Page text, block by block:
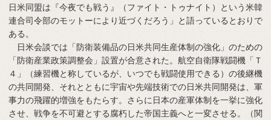
日米同盟は『今夜でも戦う』（ファイト・トゥナイト）という米韓
連合司令部のモットーにより近づくだろう」と語っているとおりで
ある。
日米会談では「防衛装備品の日米共同生産体制の強化」のための
「防衛産業政策調整会」設置が合意された。航空自衛隊戦闘機「Ｔ
４」（練習機と称しているが、いつでも戦闘使用できる）の後継機
の共同開発、それとともに宇宙や先端技術での日米共同開発は、軍
事力の飛躍的増強をもたらす。さらに日本の産軍体制を一挙に強化
させ、戦争を不可避とする腐朽した帝国主義へと一変させる。（関